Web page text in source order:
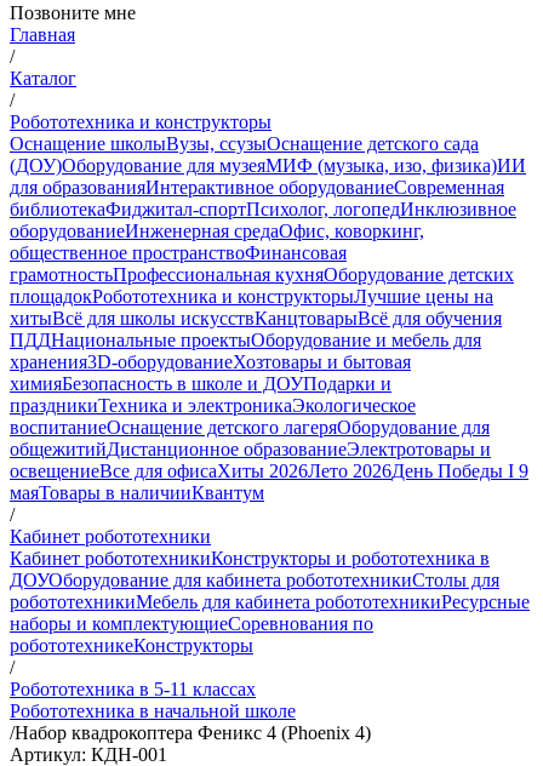
Позвоните мне
Главная
/
Каталог
/
Робототехника и конструкторы
Оснащение школыВузы, ссузыОснащение детского сада
(ДОУ)Оборудование для музеяМИФ (музыка, изо, физика)ИИ
для образованияИнтерактивное оборудованиеСовременная
библиотекаФиджитал-спортПсихолог, логопедИнклюзивное
оборудованиеИнженерная средаОфис, коворкинг,
общественное пространствоФинансовая
грамотностьПрофессиональная кухняОборудование детских
площадокРобототехника и конструкторыЛучшие цены на
хитыВсё для школы искусствКанцтоварыВсё для обучения
ПДДНациональные проектыОборудование и мебель для
хранения3D-оборудованиеХозтовары и бытовая
химияБезопасность в школе и ДОУПодарки и
праздникиТехника и электроникаЭкологическое
воспитаниеОснащение детского лагеряОборудование для
общежитийДистанционное образованиеЭлектротовары и
освещениеВсе для офисаХиты 2026Лето 2026День Победы I 9
маяТовары в наличииКвантум
/
Кабинет робототехники
Кабинет робототехникиКонструкторы и робототехника в
ДОУОборудование для кабинета робототехникиСтолы для
робототехникиМебель для кабинета робототехникиРесурсные
наборы и комплектующиеСоревнования по
робототехникеКонструкторы
/
Робототехника в 5-11 классах
Робототехника в начальной школе
/Набор квадрокоптера Феникс 4 (Phoenix 4)
Артикул: КДН-001